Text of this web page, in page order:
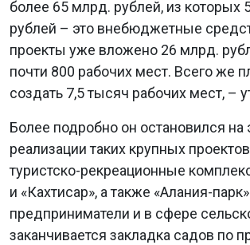
более 65 млрд. рублей, из которых
рублей – это внебюджетные
проекты уже вложено 26 млрд.
почти 800 рабочих мест. Всего же
создать 7,5 тысяч рабочих мест, –
Более подробно он остановился на
реализации таких крупных
туристско-рекреационные
и «Кахтисар», а также «Алания-
предприниматели и в сфере
заканчивается закладка садов по